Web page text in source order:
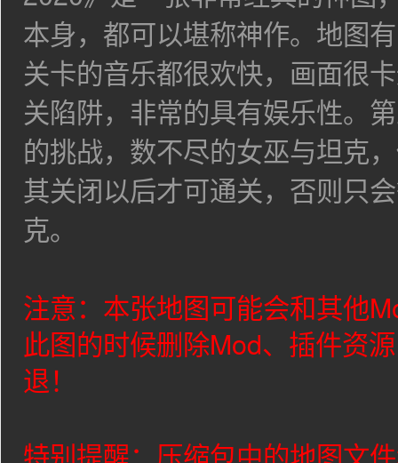
本身，都可以堪称神作。地图
关卡的音乐都很欢快，画面很
关陷阱，非常的具有娱乐性。
的挑战，数不尽的女巫与坦克
其关闭以后才可通关，否则只
克。
注意：本张地图可能会和其他
此图的时候删除Mod、插件资
退！